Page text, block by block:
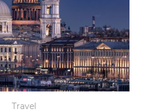
Travel